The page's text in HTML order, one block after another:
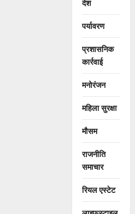
देश
पर्यावरण
प्रशासनिक
कार्रवाई
मनोरंजन
महिला सुरक्षा
मौसम
राजनीति
समाचार
रियल एस्टेट